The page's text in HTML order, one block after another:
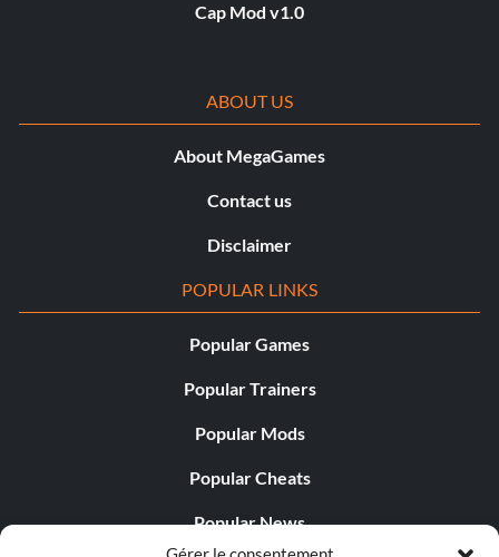
Cap Mod v1.0
ABOUT US
About MegaGames
Contact us
Disclaimer
POPULAR LINKS
Popular Games
Popular Trainers
Popular Mods
Popular Cheats
Popular News